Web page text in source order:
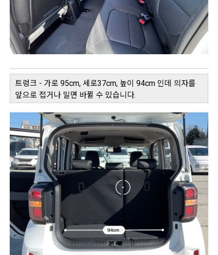
트렁크 - 가로 95cm, 세로37cm, 높이 94cm 인데 의자를
앞으로 접거나 밀면 바뀔 수 있습니다.